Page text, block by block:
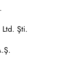
Ltd. Şti.